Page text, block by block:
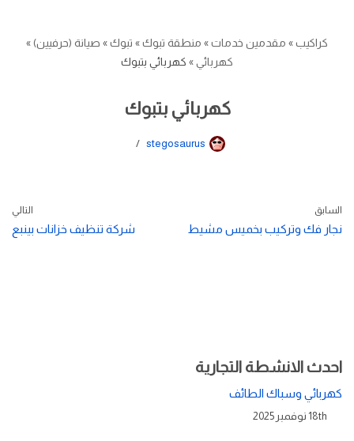
كراكيب» مقدمين خدمات» منطقة تبوك» تبوك» صيانة (حرفيين)»
كهربائي» كهربائي بتبوك
كهربائي بتبوك
stegosaurus
السابق
نجار فك وتركيب بخميس مشيط
التالي
شركة تنظيف خزانات بينبع
احدث الانشطة التجارية
كهربائي وسباك الطائف
18th نوفمبر 2025